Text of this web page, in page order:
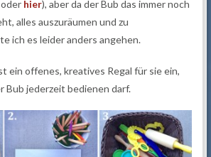
oder hier), aber da der Bub das immer noch
alles auszuräumen und zu
ich es leider anders angehen.
ein offenes, kreatives Regal für sie ein,
Bub jederzeit bedienen darf.